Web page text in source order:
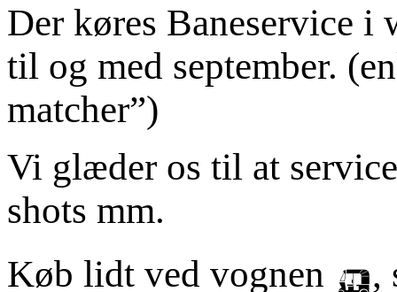
Der køres Baneservice
til og med september.
matcher”)
Vi glæder os til at
shots mm.
Køb lidt ved vognen 🛺,